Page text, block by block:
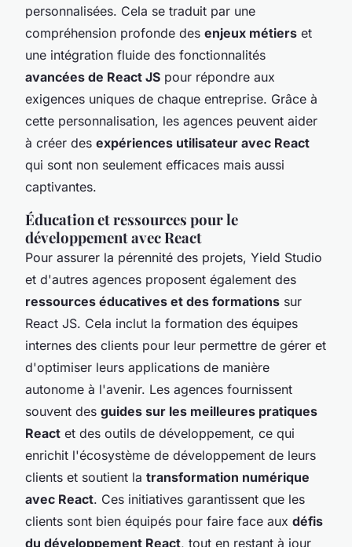
personnalisées. Cela se traduit par une
compréhension profonde des enjeux métiers et
une intégration fluide des fonctionnalités
avancées de React JS pour répondre aux
exigences uniques de chaque entreprise. Grâce à
cette personnalisation, les agences peuvent aider
à créer des expériences utilisateur avec React
qui sont non seulement efficaces mais aussi
captivantes.
Éducation et ressources pour le
développement avec React
Pour assurer la pérennité des projets, Yield Studio
et d'autres agences proposent également des
ressources éducatives et des formations sur
React JS. Cela inclut la formation des équipes
internes des clients pour leur permettre de gérer et
d'optimiser leurs applications de manière
autonome à l'avenir. Les agences fournissent
souvent des guides sur les meilleures pratiques
React et des outils de développement, ce qui
enrichit l'écosystème de développement de leurs
clients et soutient la transformation numérique
avec React. Ces initiatives garantissent que les
clients sont bien équipés pour faire face aux défis
du développement React, tout en restant à jour